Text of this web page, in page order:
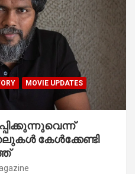
MOVIE UPDATES
കേൾക്കേണ്ടി